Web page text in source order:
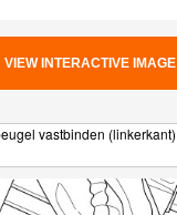
VIEW INTERACTIVE IMAGE
vastbinden (linkerkant)